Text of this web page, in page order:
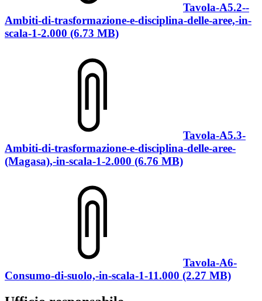
Tavola-A5.2--
Ambiti-di-trasformazione-e-disciplina-delle-aree,-in-
scala-1-2.000 (6.73 MB)
Tavola-A5.3-
Ambiti-di-trasformazione-e-disciplina-delle-aree-
(Magasa),-in-scala-1-2.000 (6.76 MB)
Tavola-A6-
Consumo-di-suolo,-in-scala-1-11.000 (2.27 MB)